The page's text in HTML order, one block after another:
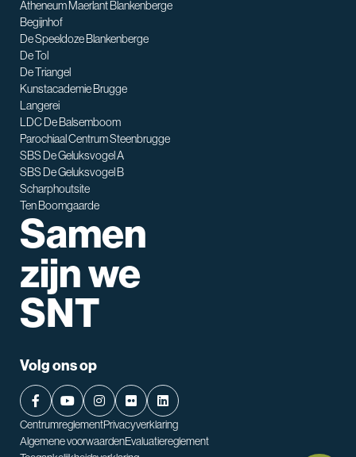
Atheneum Maerlant Blankenberge
Begijnhof
De Speeldoze Blankenberge
De Tol
De Triangel
Kunstacademie Brugge
Langerei
LDC De Balsemboom
Parochiaal Centrum Steenbrugge
SBS De Geluksvogel A
SBS De Geluksvogel B
Scharphoutsite
Ten Boomgaarde
Samen
zijn we
SNT
Volg ons op
CentrumreglementPrivacyverklaring
Algemene voorwaardenEvaluatiereglement
SNT assistent
Waarmee kan ik je helpen?